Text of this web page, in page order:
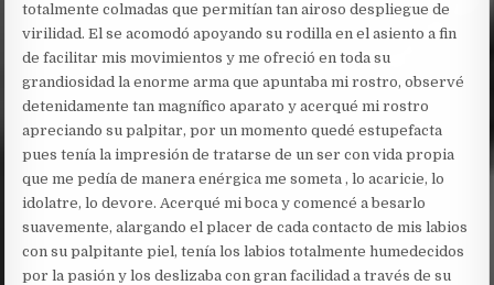
totalmente colmadas que permitían tan airoso despliegue de
virilidad. El se acomodó apoyando su rodilla en el asiento a fin
de facilitar mis movimientos y me ofreció en toda su
grandiosidad la enorme arma que apuntaba mi rostro, observé
detenidamente tan magnífico aparato y acerqué mi rostro
apreciando su palpitar, por un momento quedé estupefacta
pues tenía la impresión de tratarse de un ser con vida propia
que me pedía de manera enérgica me someta , lo acaricie, lo
idolatre, lo devore. Acerqué mi boca y comencé a besarlo
suavemente, alargando el placer de cada contacto de mis labios
con su palpitante piel, tenía los labios totalmente humedecidos
por la pasión y los deslizaba con gran facilidad a través de su